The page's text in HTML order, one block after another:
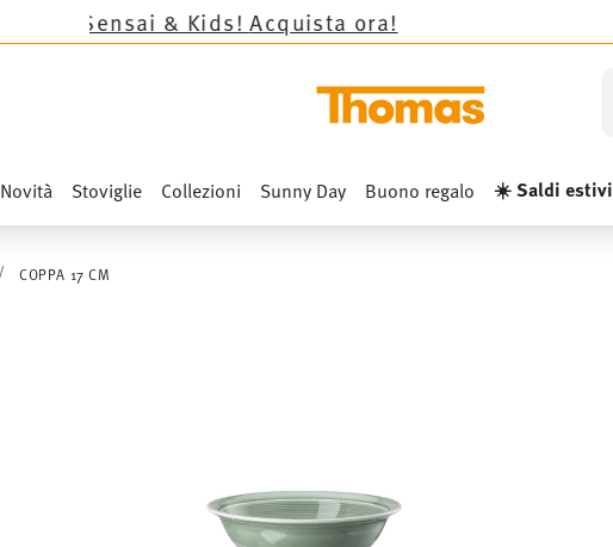
Acquista ora!
Novità Stoviglie Collezioni Sunny Day Buono regalo ☀️ Saldi estivi
COPPA 17 CM